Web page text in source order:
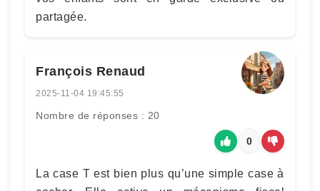
partagée.
François Renaud
2025-11-04 19:45:55
Nombre de réponses : 20
0
La case T est bien plus qu’une simple case à